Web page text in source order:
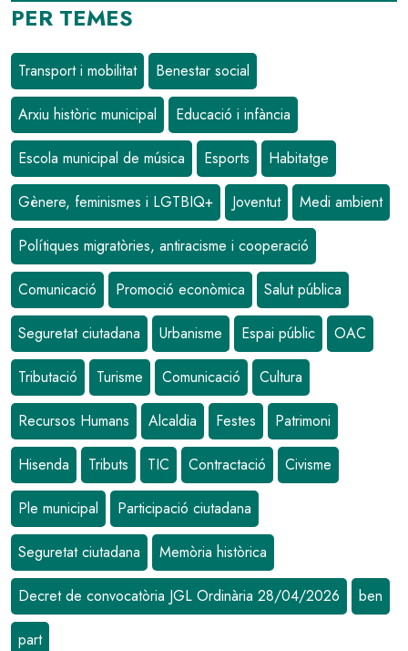
PER TEMES
Transport i mobilitat Benestar social
Arxiu històric municipal Educació i infància
Escola municipal de música Esports Habitatge
Gènere, feminismes i LGTBIQ+ Joventut Medi ambient
Polítiques migratòries, antiracisme i cooperació
Comunicació Promoció econòmica Salut pública
Seguretat ciutadana Urbanisme Espai públic OAC
Tributació Turisme Comunicació Cultura
Recursos Humans Alcaldia Festes Patrimoni
Hisenda Tributs TIC Contractació Civisme
Ple municipal Participació ciutadana
Seguretat ciutadana Memòria històrica
Decret de convocatòria JGL Ordinària 28/04/2026 ben
part